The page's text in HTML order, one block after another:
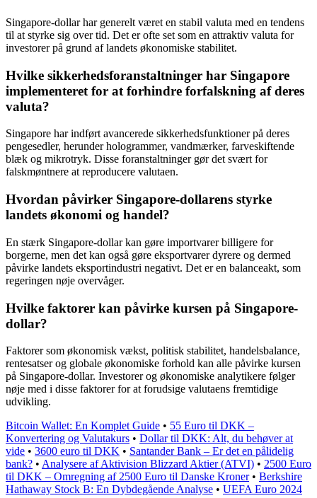
Singapore-dollar har generelt været en stabil valuta med en tendens
til at styrke sig over tid. Det er ofte set som en attraktiv valuta for
investorer på grund af landets økonomiske stabilitet.
Hvilke sikkerhedsforanstaltninger har Singapore
implementeret for at forhindre forfalskning af deres
valuta?
Singapore har indført avancerede sikkerhedsfunktioner på deres
pengesedler, herunder hologrammer, vandmærker, farveskiftende
blæk og mikrotryk. Disse foranstaltninger gør det svært for
falskmøntnere at reproducere valutaen.
Hvordan påvirker Singapore-dollarens styrke
landets økonomi og handel?
En stærk Singapore-dollar kan gøre importvarer billigere for
borgerne, men det kan også gøre eksportvarer dyrere og dermed
påvirke landets eksportindustri negativt. Det er en balanceakt, som
regeringen nøje overvåger.
Hvilke faktorer kan påvirke kursen på Singapore-
dollar?
Faktorer som økonomisk vækst, politisk stabilitet, handelsbalance,
rentesatser og globale økonomiske forhold kan alle påvirke kursen
på Singapore-dollar. Investorer og økonomiske analytikere følger
nøje med i disse faktorer for at forudsige valutaens fremtidige
udvikling.
Bitcoin Wallet: En Komplet Guide • 55 Euro til DKK –
Konvertering og Valutakurs • Dollar til DKK: Alt, du behøver at
vide • 3600 euro til DKK • Santander Bank – Er det en pålidelig
bank? • Analysere af Aktivision Blizzard Aktier (ATVI) • 2500 Euro
til DKK – Omregning af 2500 Euro til Danske Kroner• Berkshire
Hathaway Stock B: En Dybdegående Analyse • UEFA Euro 2024